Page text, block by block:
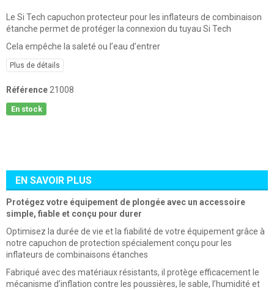
Le Si Tech capuchon protecteur pour les inflateurs de combinaison
étanche permet de protéger la connexion du tuyau Si Tech
Cela empêche la saleté ou l’eau d’entrer
Plus de détails
Référence 21008
En stock
EN SAVOIR PLUS
Protégez votre équipement de plongée avec un accessoire
simple, fiable et conçu pour durer
Optimisez la durée de vie et la fiabilité de votre équipement grâce à
notre capuchon de protection spécialement conçu pour les
inflateurs de combinaisons étanches
Fabriqué avec des matériaux résistants, il protège efficacement le
mécanisme d’inflation contre les poussières, le sable, l’humidité et